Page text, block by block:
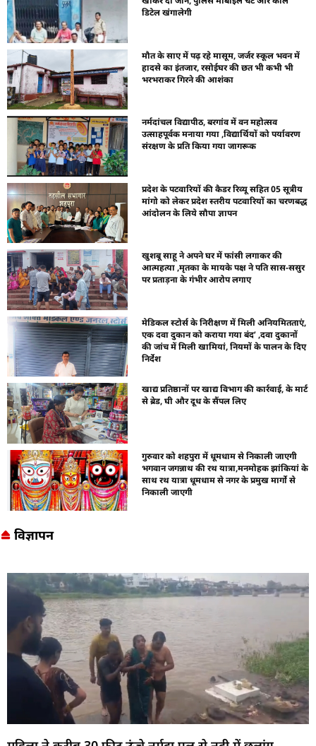
डिटेल खंगालेगी
मौत के साए में पढ़ रहे मासूम, जर्जर स्कूल भवन में
हादसे का इंतजार, रसोईघर की छत भी कभी भी
भरभराकर गिरने की आशंका
नर्मदांचल विद्यापीठ, बरगांव में वन महोत्सव
उत्साहपूर्वक मनाया गया ,विद्यार्थियों को पर्यावरण
संरक्षण के प्रति किया गया जागरूक
प्रदेश के पटवारियों की कैडर रिव्यू सहित 05 सूत्रीय
मांगो को लेकर प्रदेश स्तरीय पटवारियों का चरणबद्ध
आंदोलन के लिये सौपा ज्ञापन
खुशबू साहू ने अपने घर में फांसी लगाकर की
आत्महत्या ,मृतका के मायके पक्ष ने पति सास-ससुर
पर प्रताड़ना के गंभीर आरोप लगाए
मेडिकल स्टोर्स के निरीक्षण में मिली अनियमितताएं,
एक दवा दुकान को कराया गया बंद’ ,दवा दुकानों
की जांच में मिली खामियां, नियमों के पालन के दिए
निर्देश
खाद्य प्रतिष्ठानों पर खाद्य विभाग की कार्रवाई, के मार्ट
से ब्रेड, घी और दूध के सैंपल लिए
गुरुवार को शहपुरा में धूमधाम से निकाली जाएगी
भगवान जगन्नाथ की रथ यात्रा,मनमोहक झांकियां के
साथ रथ यात्रा धूमधाम से नगर के प्रमुख मार्गो से
निकाली जाएगी
विज्ञापन